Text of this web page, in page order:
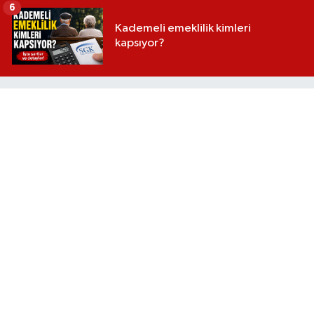
Kademeli emeklilik kimleri
kapsıyor?
6